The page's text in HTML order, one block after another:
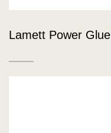
Lamett Power Glue